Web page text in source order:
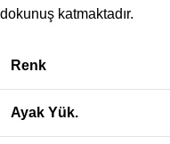
dokunuş katmaktadır.
Renk
Ayak Yük.